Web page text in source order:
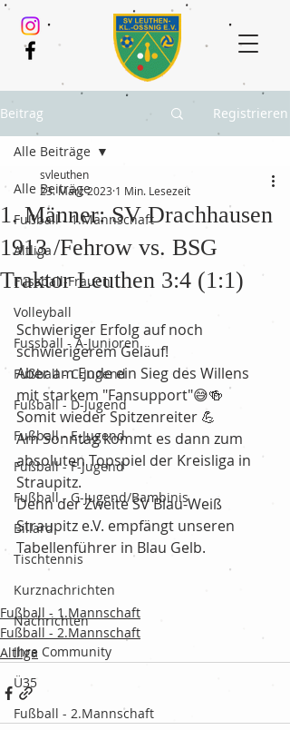
Beitrag Registrieren
Alle Beiträge
Fußball - 1.Mannschaft
Altliga
Fussball-Frauen
Volleyball
Fussball - A-Junioren
Fußball - C-Jugend
Fußball - D-Jugend
Fußball - E-Jugend
Fußball - F-Jugend
Fußball - G-Jugend/Bambinis
Billard
Tischtennis
Kurznachrichten
Nachrichten
Ihre Community
Ü35
Fußball - 2.Mannschaft
Alle Beiträge
1. Männer: SV Drachhausen
1913 /Fehrow vs. BSG
Traktor Leuthen 3:4 (1:1)
svleuthen
23. März 2023 1 Min. Lesezeit
Schwieriger Erfolg auf noch
schwierigerem Geläuf!
Aber am Ende ein Sieg des Willens
mit starkem "Fansupport"😅🍻
Somit wieder Spitzenreiter 💪
Am Sonntag kommt es dann zum
absoluten Topspiel der Kreisliga in
Straupitz.
Denn der Zweite SV Blau-Weiß
Straupitz e.V. empfängt unseren
Tabellenführer in Blau Gelb.
Fußball - 1.Mannschaft
Fußball - 2.Mannschaft
Altliga